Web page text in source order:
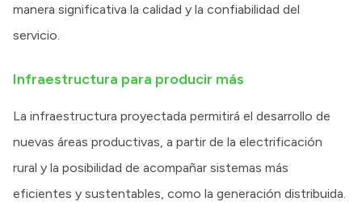
manera significativa la calidad y la confiabilidad del
servicio.
Infraestructura para producir más
La infraestructura proyectada permitirá el desarrollo de
nuevas áreas productivas, a partir de la electrificación
rural y la posibilidad de acompañar sistemas más
eficientes y sustentables, como la generación distribuida.